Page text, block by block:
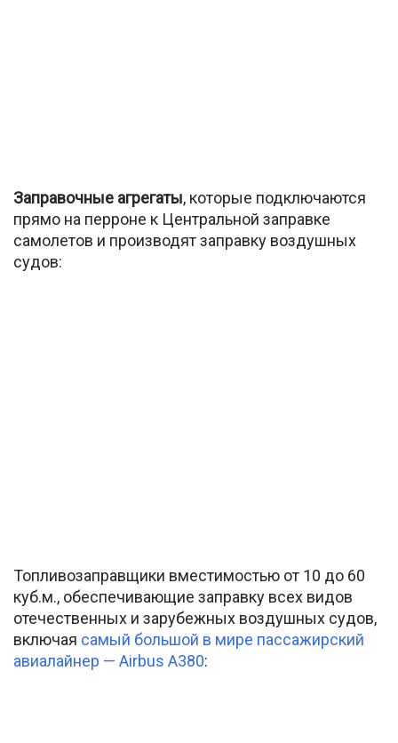
Заправочные агрегаты, которые подключаются
прямо на перроне к Центральной заправке
самолетов и производят заправку воздушных
судов:
Топливозаправщики вместимостью от 10 до 60
куб.м., обеспечивающие заправку всех видов
отечественных и зарубежных воздушных судов,
включая самый большой в мире пассажирский
авиалайнер — Airbus А380: